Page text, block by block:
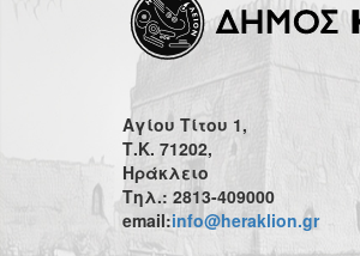
Αγίου Τίτου 1,
Τ.Κ. 71202,
Ηράκλειο
Τηλ.: 2813-409000
email:info@heraklion.gr